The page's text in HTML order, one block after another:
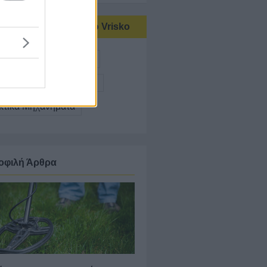
αναζητήσεις στο Vrisko
Μηχανήματα
Άρθρα